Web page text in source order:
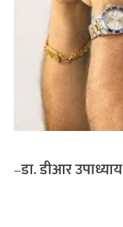
–डा. डीआर उपाध्याय